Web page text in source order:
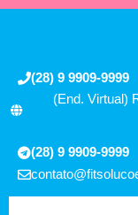
(28) 9 9909-9999
(End. Virtual)
(28) 9 9909-9999